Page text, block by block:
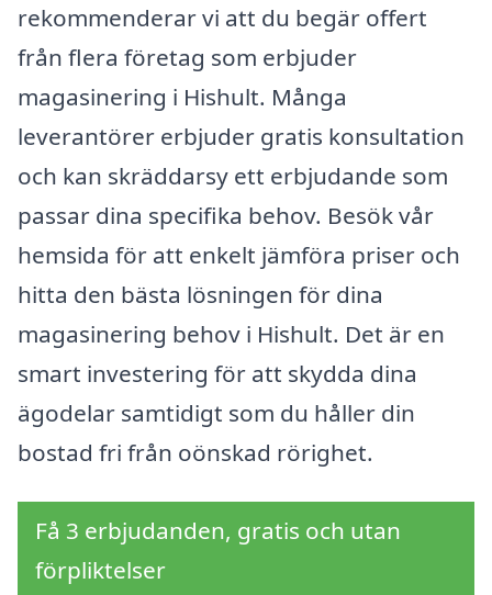
rekommenderar vi att du begär offert
från flera företag som erbjuder
magasinering i Hishult. Många
leverantörer erbjuder gratis konsultation
och kan skräddarsy ett erbjudande som
passar dina specifika behov. Besök vår
hemsida för att enkelt jämföra priser och
hitta den bästa lösningen för dina
magasinering behov i Hishult. Det är en
smart investering för att skydda dina
ägodelar samtidigt som du håller din
bostad fri från oönskad rörighet.
Få 3 erbjudanden, gratis och utan
förpliktelser